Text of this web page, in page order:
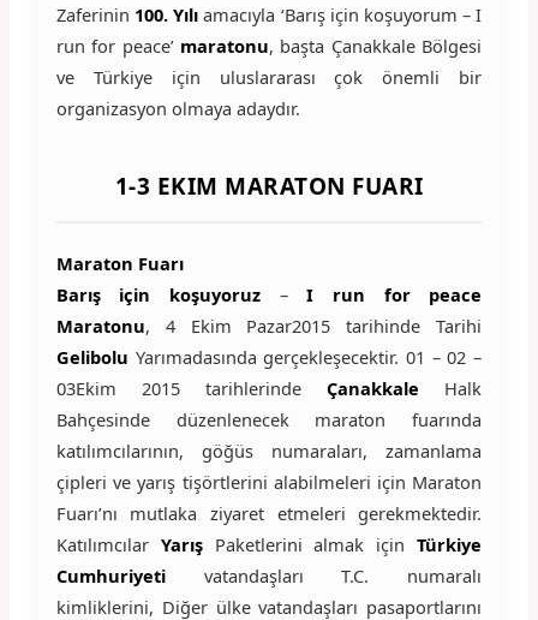
Zaferinin 100. Yılı amacıyla ‘Barış için koşuyorum – I
run for peace’ maratonu, başta Çanakkale Bölgesi
ve Türkiye için uluslararası çok önemli bir
organizasyon olmaya adaydır.
1-3 EKIM MARATON FUARI
Maraton Fuarı
Barış için koşuyoruz –I run for peace
Maratonu, 4 Ekim Pazar2015 tarihinde Tarihi
Gelibolu Yarımadasında gerçekleşecektir. 01 – 02 –
03Ekim 2015 tarihlerindeÇanakkale Halk
Bahçesinde düzenlenecek maraton fuarında
katılımcılarının, göğüs numaraları, zamanlama
çipleri ve yarış tişörtlerini alabilmeleri için Maraton
Fuarı’nı mutlaka ziyaret etmeleri gerekmektedir.
Katılımcılar YarışPaketlerini almak içinTürkiye
Cumhuriyetivatandaşları T.C. numaralı
kimliklerini, Diğer ülke vatandaşları pasaportlarını